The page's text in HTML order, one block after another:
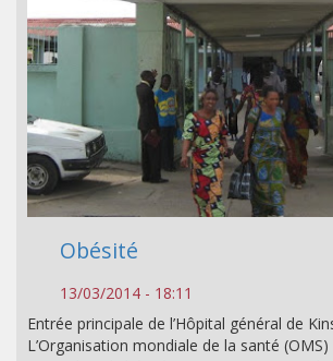
Obésité
13/03/2014 - 18:11
Entrée principale de l’Hôpital général de
L’Organisation mondiale de la santé